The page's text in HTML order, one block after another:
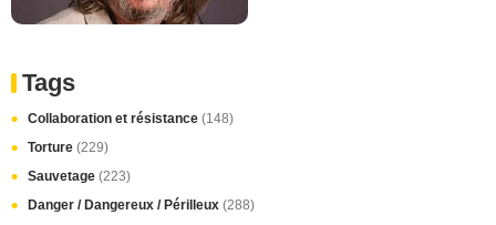
Tags
Collaboration et résistance (148)
Torture (229)
Sauvetage (223)
Danger / Dangereux / Périlleux (288)